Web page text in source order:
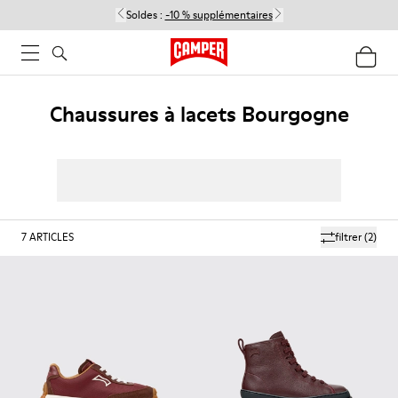
Soldes : -10 % supplémentaires
Chaussures à lacets Bourgogne
filtrer(2)
7ARTICLES